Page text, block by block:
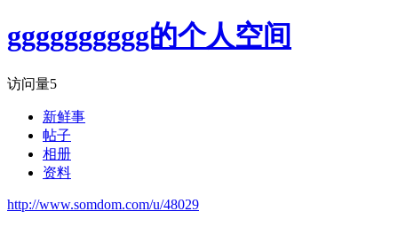
gggggggggg的个人空间
访问量5
新鲜事
帖子
相册
资料
http://www.somdom.com/u/48029